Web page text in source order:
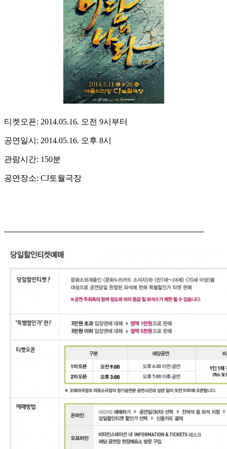
티켓오픈: 2014.05.16. 오전 9시부터
공연일시: 2014.05.16. 오후 8시
관람시간: 150분
공연장소: CJ토월극장
-------------------------------------------------------------------------------